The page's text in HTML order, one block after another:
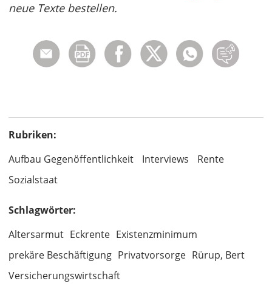
neue Texte bestellen.
Rubriken:
Aufbau Gegenöffentlichkeit
Interviews
Rente
Sozialstaat
Schlagwörter:
Altersarmut Eckrente Existenzminimum
prekäre Beschäftigung Privatvorsorge Rürup, Bert
Versicherungswirtschaft